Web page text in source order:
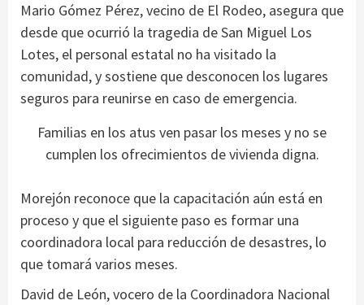
Mario Gómez Pérez, vecino de El Rodeo, asegura que
desde que ocurrió la tragedia de San Miguel Los
Lotes, el personal estatal no ha visitado la
comunidad, y sostiene que desconocen los lugares
seguros para reunirse en caso de emergencia.
Familias en los atus ven pasar los meses y no se
cumplen los ofrecimientos de vivienda digna.
Morejón reconoce que la capacitación aún está en
proceso y que el siguiente paso es formar una
coordinadora local para reducción de desastres, lo
que tomará varios meses.
David de León, vocero de la Coordinadora Nacional